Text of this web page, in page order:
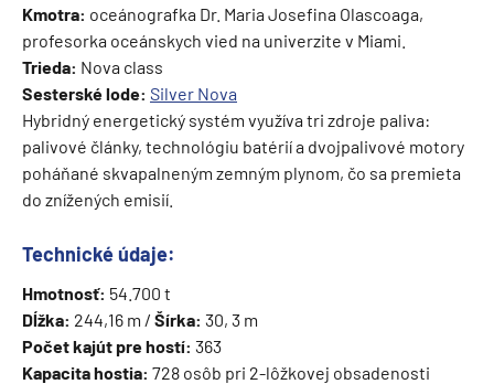
Kmotra: oceánografka Dr. Maria Josefina Olascoaga,
profesorka oceánskych vied na univerzite v Miami.
Trieda: Nova class
Sesterské lode: Silver Nova
Hybridný energetický systém využíva tri zdroje paliva:
palivové články, technológiu batérií a dvojpalivové motory
poháňané skvapalneným zemným plynom, čo sa premieta
do znížených emisií.
Technické údaje:
Hmotnosť: 54.700 t
Dĺžka: 244,16 m / Šírka: 30, 3 m
Počet kajút pre hostí: 363
Kapacita hostia: 728 osôb pri 2-lôžkovej obsadenosti